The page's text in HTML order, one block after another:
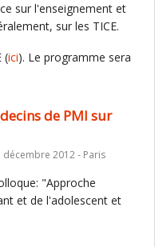
sur l'enseignement et
sur les TICE.
(ici). Le programme sera
de PMI sur
2012 - Paris
"Approche
et de l'adolescent et